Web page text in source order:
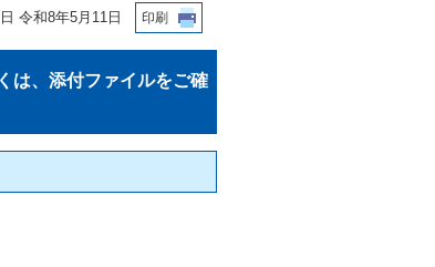
令和8年5月11日 印刷
は、添付ファイルをご確